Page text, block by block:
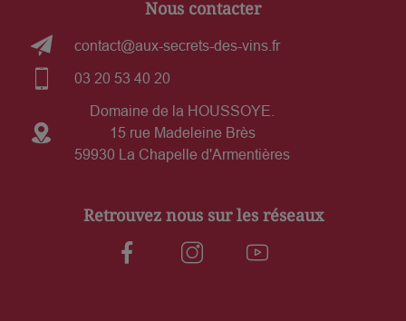
Nous contacter
contact@aux-secrets-des-vins.fr
03 20 53 40 20
Domaine de la HOUSSOYE.
15 rue Madeleine Brès
59930 La Chapelle d'Armentières
Retrouvez nous sur les réseaux